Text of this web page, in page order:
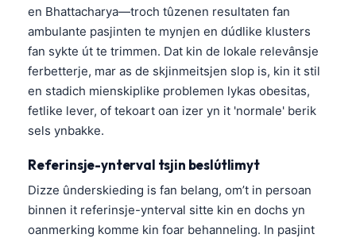
en Bhattacharya—troch tûzenen resultaten fan
ambulante pasjinten te mynjen en dúdlike klusters
fan sykte út te trimmen. Dat kin de lokale relevânsje
ferbetterje, mar as de skjinmeitsjen slop is, kin it stil
en stadich mienskiplike problemen lykas obesitas,
fetlike lever, of tekoart oan izer yn it 'normale' berik
sels ynbakke.
Referinsje-ynterval tsjin beslútlimyt
Dizze ûnderskieding is fan belang, om’t in persoan
binnen it referinsje-ynterval sitte kin en dochs yn
oanmerking komme kin foar behanneling. In pasjint